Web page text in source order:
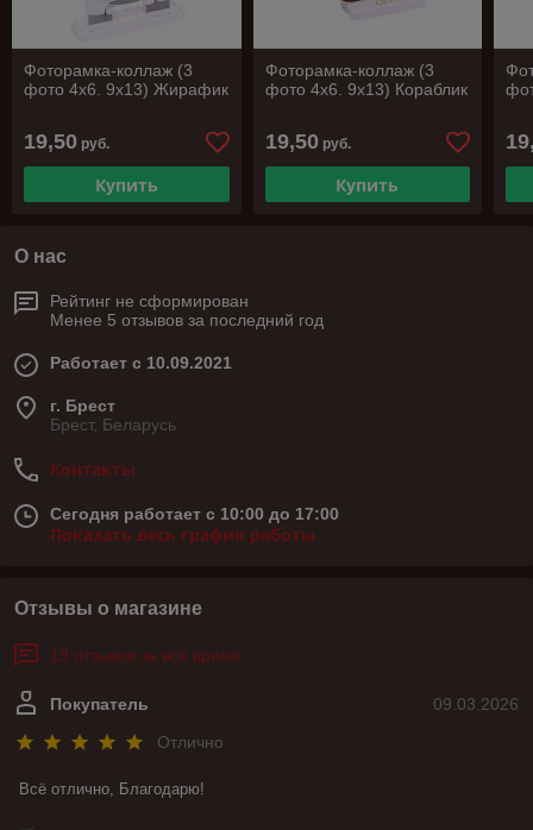
Фоторамка-коллаж (3
фото 4х6. 9х13) Жирафик
19,50 руб.
Купить
Фоторамка-коллаж (3
фото 4х6. 9х13) Кораблик
19,50руб.
Купить
О нас
Рейтинг не сформирован
Менее 5 отзывов за последний год
Работает с 10.09.2021
г. Брест
Брест, Беларусь
Контакты
Сегодня работает с 10:00 до 17:00
Показать весь график работы
Отзывы о магазине
19 отзывов за всё время
09.03.2026
Покупатель
Отлично
Всё отлично, Благодарю!